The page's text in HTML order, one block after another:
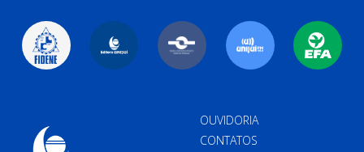
OUVIDORIA
CONTATOS